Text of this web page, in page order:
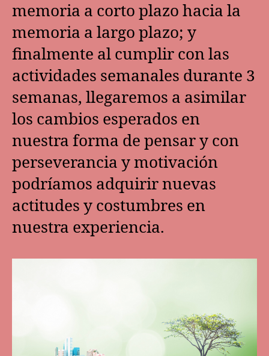
memoria a corto plazo hacia la
memoria a largo plazo; y
finalmente al cumplir con las
actividades semanales durante 3
semanas, llegaremos a asimilar
los cambios esperados en
nuestra forma de pensar y con
perseverancia y motivación
podríamos adquirir nuevas
actitudes y costumbres en
nuestra experiencia.